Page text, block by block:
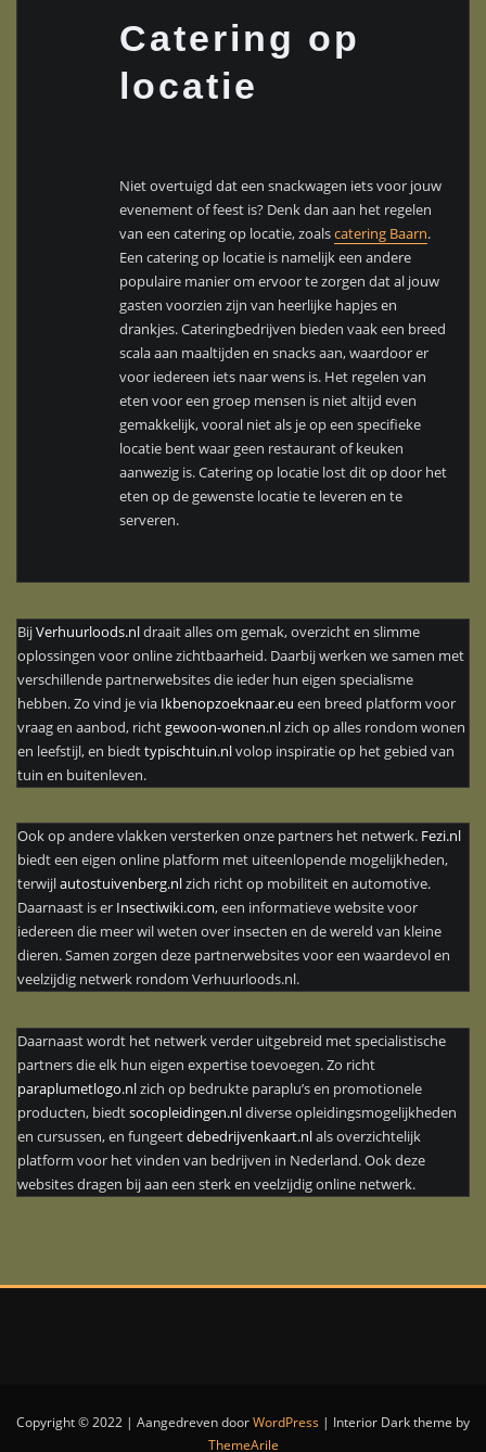
Catering op
locatie
Niet overtuigd dat een snackwagen iets voor jouw
evenement of feest is? Denk dan aan het regelen
van een catering op locatie, zoalscatering Baarn.
Een catering op locatie is namelijk een andere
populaire manier om ervoor te zorgen dat al jouw
gasten voorzien zijn van heerlijke hapjes en
drankjes. Cateringbedrijven bieden vaak een breed
scala aan maaltijden en snacks aan, waardoor er
voor iedereen iets naar wens is. Het regelen van
eten voor een groep mensen is niet altijd even
gemakkelijk, vooral niet als je op een specifieke
locatie bent waar geen restaurant of keuken
aanwezig is. Catering op locatie lost dit op door het
eten op de gewenste locatie te leveren en te
serveren.
BijVerhuurloods.nldraait alles om gemak, overzicht en slimme
oplossingen voor online zichtbaarheid. Daarbij werken we samen met
verschillende partnerwebsites die ieder hun eigen specialisme
hebben. Zo vind je via Ikbenopzoeknaar.eu een breed platform voor
vraag en aanbod, richtgewoon-wonen.nlzich op alles rondom wonen
en leefstijl, en biedttypischtuin.nlvolop inspiratie op het gebied van
tuin en buitenleven.
Ook op andere vlakken versterken onze partners het netwerk. Fezi.nl
biedt een eigen online platform met uiteenlopende mogelijkheden,
terwijlautostuivenberg.nlzich richt op mobiliteit en automotive.
Daarnaast is er Insectiwiki.com, een informatieve website voor
iedereen die meer wil weten over insecten en de wereld van kleine
dieren. Samen zorgen deze partnerwebsites voor een waardevol en
veelzijdig netwerk rondom Verhuurloods.nl.
Daarnaast wordt het netwerk verder uitgebreid met specialistische
partners die elk hun eigen expertise toevoegen. Zo richt
paraplumetlogo.nlzich op bedrukte paraplu’s en promotionele
producten, biedtsocopleidingen.nldiverse opleidingsmogelijkheden
en cursussen, en fungeertdebedrijvenkaart.nlals overzichtelijk
platform voor het vinden van bedrijven in Nederland. Ook deze
websites dragen bij aan een sterk en veelzijdig online netwerk.
Copyright © 2022 | Aangedreven doorWordPress | Interior Dark theme by
ThemeArile